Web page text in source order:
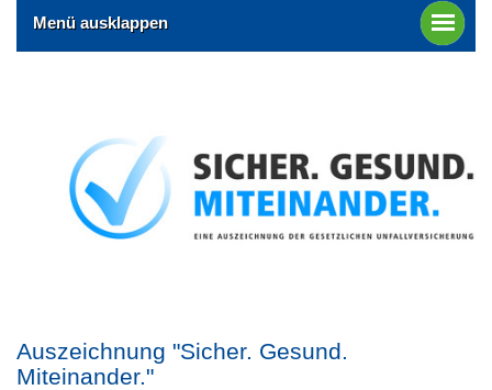
Menü ausklappen
Auszeichnung "Sicher. Gesund.
Miteinander."